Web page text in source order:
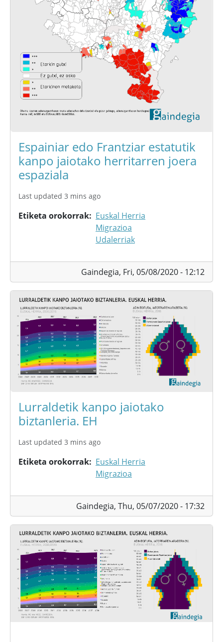
Espainiar edo Frantziar estatutik
kanpo jaiotako herritarren joera
espaziala
Last updated 3 mins ago
Etiketa orokorrak
Euskal Herria
Migrazioa
Udalerriak
Gaindegia, Fri, 05/08/2020 - 12:12
Lurraldetik kanpo jaiotako
biztanleria. EH
Last updated 3 mins ago
Etiketa orokorrak
Euskal Herria
Migrazioa
Gaindegia, Thu, 05/07/2020 - 17:32